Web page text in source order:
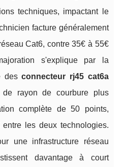
techniques, impactant le
facture généralement
Cat6, contre 35€ à 55€
s'explique par la
desconnecteur rj45 cat6a
rayon de courbure plus
complète de 50 points,
les deux technologies.
une infrastructure réseau
davantage à court